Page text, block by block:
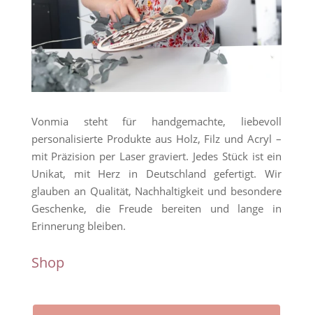
Vonmia steht für handgemachte, liebevoll
personalisierte Produkte aus Holz, Filz und Acryl –
mit Präzision per Laser graviert. Jedes Stück ist ein
Unikat, mit Herz in Deutschland gefertigt. Wir
glauben an Qualität, Nachhaltigkeit und besondere
Geschenke, die Freude bereiten und lange in
Erinnerung bleiben.
Shop